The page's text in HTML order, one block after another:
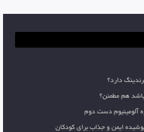
دارد؟
باشد هم مطمئن؟
آلومینیوم دست دوم
ایمن و جذاب برای کودکان